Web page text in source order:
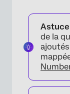
de la